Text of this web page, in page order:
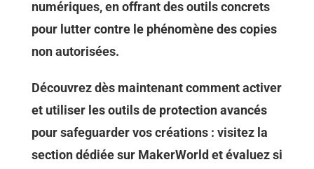
numériques, en offrant des outils concrets
pour lutter contre le phénomène des copies
non autorisées.
Découvrez dès maintenant comment activer
et utiliser les outils de protection avancés
pour safeguarder vos créations : visitez la
section dédiée sur MakerWorld et évaluez si